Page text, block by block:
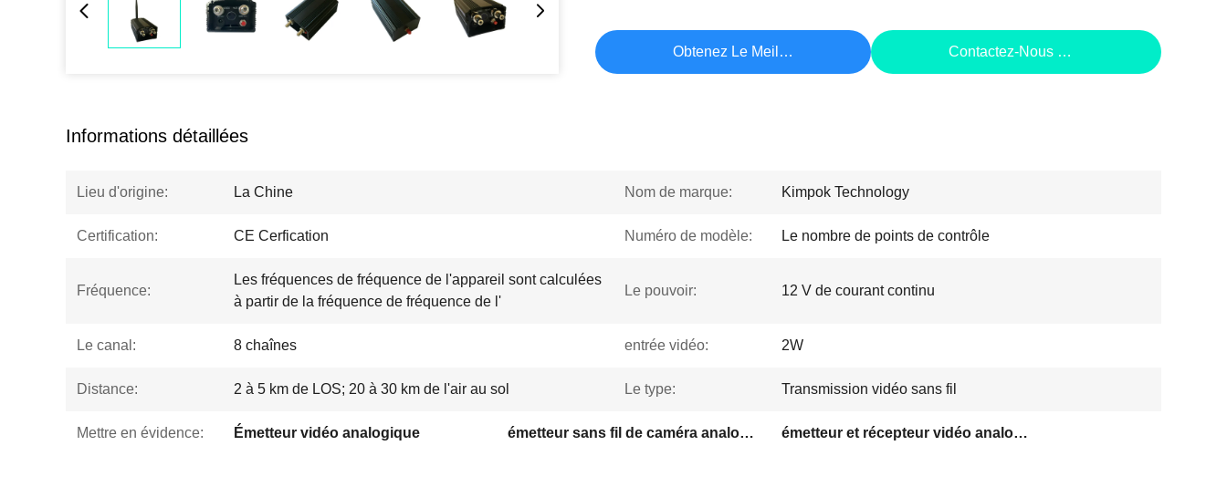
Obtenez Le Meilleur Prix Contactez-Nous Maintenant
Informations détaillées
Lieu d'origine: La Chine Nom de marque: Kimpok Technology
Certification: CE Cerfication Numéro de modèle: Le nombre de points de contrôle
Fréquence:
Les fréquences de fréquence de l'appareil sont calculées
à partir de la fréquence de fréquence de l'
Le pouvoir: 12 V de courant continu
Le canal: 8 chaînes entrée vidéo: 2W
Distance: 2 à 5 km de LOS; 20 à 30 km de l'air au sol Le type: Transmission vidéo sans fil
Mettre en évidence: Émetteur vidéo analogique émetteur sans fil de caméra analogique émetteur et récepteur vidéo analogique